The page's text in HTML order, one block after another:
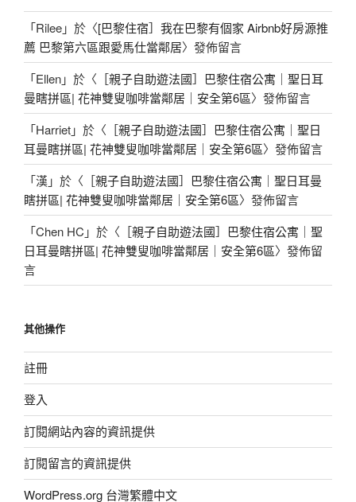
「Rilee」於〈[巴黎住宿］我在巴黎有個家 Airbnb好房源推
薦 巴黎第六區跟愛馬仕當鄰居〉發佈留言
「Ellen」於〈 ［親子自助遊法國］巴黎住宿公寓｜聖日耳
曼瞎拼區| 花神雙叟咖啡當鄰居｜安全第6區〉發佈留言
「Harriet」於〈 ［親子自助遊法國］巴黎住宿公寓｜聖日
耳曼瞎拼區| 花神雙叟咖啡當鄰居｜安全第6區〉發佈留言
「漢」於〈 ［親子自助遊法國］巴黎住宿公寓｜聖日耳曼
瞎拼區| 花神雙叟咖啡當鄰居｜安全第6區〉發佈留言
「Chen HC 」於〈 ［親子自助遊法國］巴黎住宿公寓｜聖
日耳曼瞎拼區| 花神雙叟咖啡當鄰居｜安全第6區〉發佈留
言
其他操作
註冊
登入
訂閱網站內容的資訊提供
訂閱留言的資訊提供
WordPress.org 台灣繁體中文